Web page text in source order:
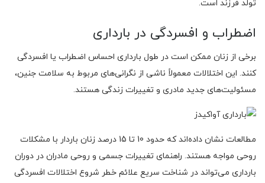
تولد فرزند است.
اضطراب و افسردگی در بارداری
برخی از زنان ممکن است در طول بارداری احساس اضطراب یا افسردگی
کنند. این اختلالات معمولاً ناشی از نگرانی‌های مربوط به سلامت جنین،
مسئولیت‌های جدید مادری و تغییرات زندگی هستند.
مطالعات نشان داده‌اند که حدود 10 تا 15 درصد زنان باردار با مشکلات
روحی مواجه هستند. راهنمای تغییرات جسمی و روحی مادران در دوران
بارداری می‌تواند در شناخت سریع علائم خطر شروع اختلالات افسردگی